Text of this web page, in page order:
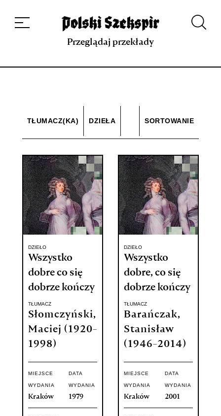
projekcie
Kontakt Indeks strony Aplikacja
Repozytorium XIX w.
Przeglądaj przekłady
TŁUMACZ(KA) DZIEŁA SORTOWANIE
DZIEŁO
Wszystko
dobre co się
dobrze kończy
TŁUMACZ
Słomczyński,
Maciej (1920-
1998)
MIEJSCE
WYDANIA
Kraków
DATA
WYDANIA
1979
DZIEŁO
Wszystko
dobre, co się
dobrze kończy
TŁUMACZ
Barańczak,
Stanisław
(1946-2014)
MIEJSCE
WYDANIA
Kraków
DATA
WYDANIA
2001